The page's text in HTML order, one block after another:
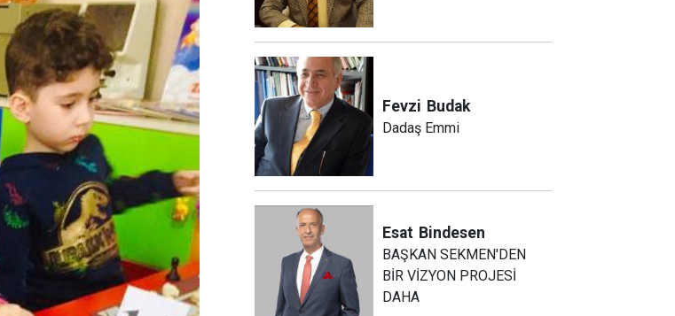
Fevzi Budak
Dadaş Emmi
Esat Bindesen
BAŞKAN SEKMEN'DEN
BİR VİZYON PROJESİ
DAHA